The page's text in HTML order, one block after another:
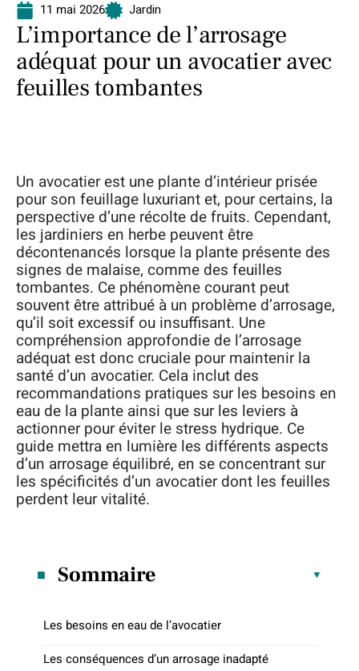
11 mai 2026 Jardin
L’importance de l’arrosage
adéquat pour un avocatier avec
feuilles tombantes
Un avocatier est une plante d’intérieur prisée
pour son feuillage luxuriant et, pour certains, la
perspective d’une récolte de fruits. Cependant,
les jardiniers en herbe peuvent être
décontenancés lorsque la plante présente des
signes de malaise, comme des feuilles
tombantes. Ce phénomène courant peut
souvent être attribué à un problème d’arrosage,
qu’il soit excessif ou insuffisant. Une
compréhension approfondie de l’arrosage
adéquat est donc cruciale pour maintenir la
santé d’un avocatier. Cela inclut des
recommandations pratiques sur les besoins en
eau de la plante ainsi que sur les leviers à
actionner pour éviter le stress hydrique. Ce
guide mettra en lumière les différents aspects
d’un arrosage équilibré, en se concentrant sur
les spécificités d’un avocatier dont les feuilles
perdent leur vitalité.
Sommaire
Les besoins en eau de l’avocatier
Les conséquences d’un arrosage inadapté